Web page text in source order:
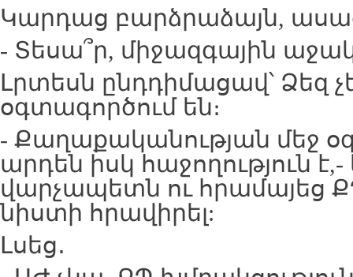
Կարդաց բարձրաձայն,
- Տեսա՞ր, միջազգային
Լրտեսն ընդդիմացավ՝ Ձեզ
օգտագործում են։
- Քաղաքականության մեջ
արդեն իսկ հաջողություն
վարչապետն ու հրամայեց
նիստի հրավիրել:
Լսեց․